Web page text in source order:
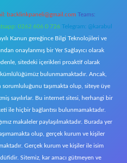
backlinkpaneli@gmail.com Teams:
0262 606 0 726 Telegram: @karabul
Kanun gereğince Bilgi Teknolojileri ve
onaylanmış bir Yer Sağlayıcı olarak
sitedeki içerikleri proaktif olarak
bulunmamaktadır. Ancak,
sorumluluğunu taşımakta olup, siteye üye
sayılırlar. Bu internet sitesi, herhangi bir
ile hiçbir bağlantısı bulunmamaktadır.
makaleler paylaşılmaktadır. Burada yer
olup, gerçek kurum ve kişiler
Gerçek kurum ve kişiler ile isim
Sitemiz, kar amacı gütmeyen ve